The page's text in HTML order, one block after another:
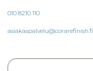
010 8210 110
asiakaspalvelu@corarefinish.fi